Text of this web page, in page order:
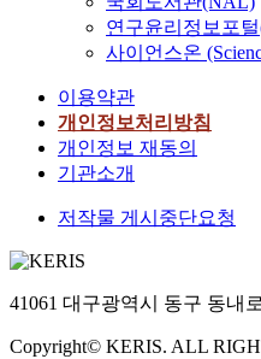
연구윤리정보포
사이언스온
이용약관
개인정보처리방침
개인정보 재동의
기관소개
저작물 게시중단요청
41061 대구광역시 동구 동내
Copyright© KERIS. ALL